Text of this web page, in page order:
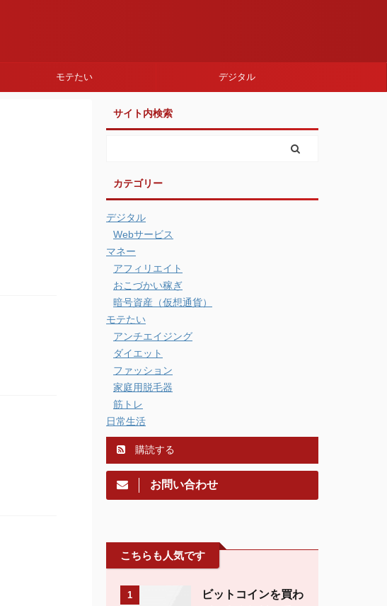
モテたい デジタル
サイト内検索
カテゴリー
デジタル
Webサービス
マネー
アフィリエイト
おこづかい稼ぎ
暗号資産（仮想通貨）
モテたい
アンチエイジング
ダイエット
ファッション
家庭用脱毛器
筋トレ
日常生活
購読する
お問い合わせ
こちらも人気です
1
ビットコインを買わ